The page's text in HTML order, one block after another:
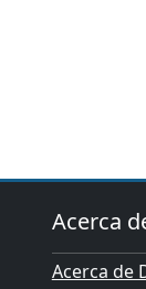
Acerca
Acerca de